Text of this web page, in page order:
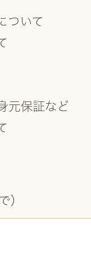
ついて
元保証など
）